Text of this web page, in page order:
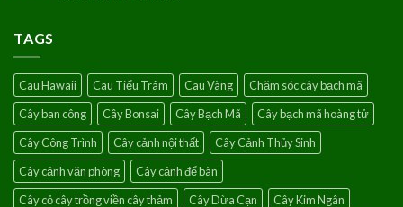
của
điềm
lành
TAGS
Cau Hawaii Cau Tiểu Trâm Cau Vàng
Chăm sóc cây bạch mã
Cây ban công
Cây Bonsai Cây Bạch Mã
Cây bạch mã hoàng tử
Cây Công Trình
Cây cảnh nội thất
Cây Cảnh Thủy Sinh
Cây cảnh văn phòng
Cây cảnh để bàn
Cây cỏ cây trồng viền cây thảm
Cây Dừa Cạn
Cây Kim Ngân